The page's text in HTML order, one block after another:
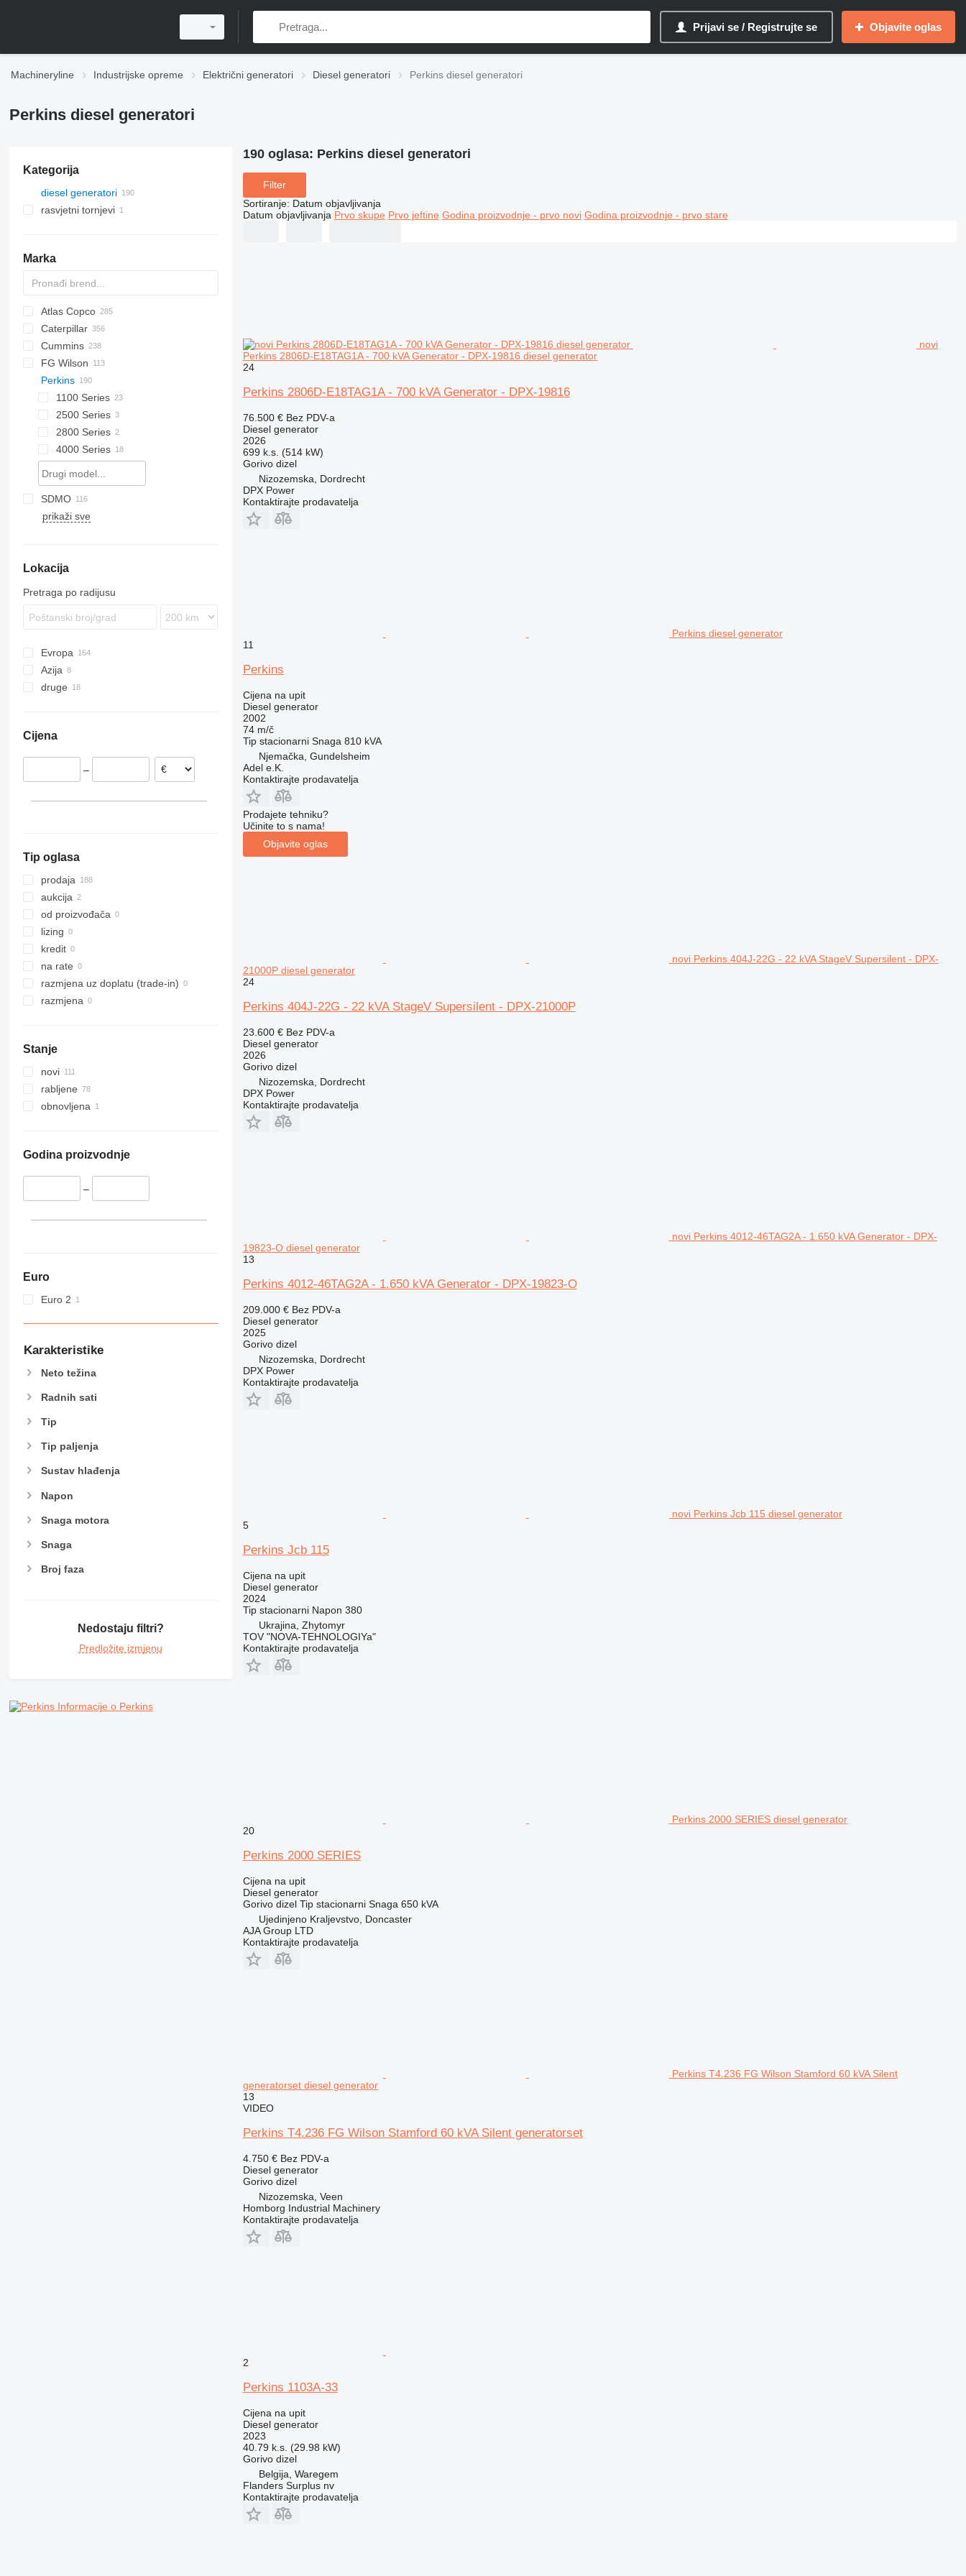
Prijavi se / Registrujte se Objavite oglas
Machineryline Industrijske opreme Električni generatori Diesel generatori Perkins diesel generatori
Perkins diesel generatori
Kategorija
diesel generatori
rasvjetni tornjevi
Marka
APD
AG3
Atlas Copco
QAS
QAX
QES
QIS
QAS
BW
GFS
Caterpillar
120
160
315
320
330
365
C-series
D series
E-series
GC
Cummins
C-series
KTA
DCA
BF
D-series
F2L912
G-series
ESE
ER
FG Wilson
P-series
FDT
DPAS
DPS
DVR
DVS
LT
PLD
HD
HFW
HYW
EU
H-series
H-series
G-series
550
G-Series
KK
D-series
M-series
LE
Big Blue
GE
GEH
GEP
XQE
Perkins
1100 Series
1104C-44
2500 Series
2800 Series
4000 Series
GF
GBL
GBW
GF2
SDMO
J-series
V-series
840
G-series
prikaži sve
Lokacija
Pretraga po radijusu
Evropa
Rumunjska
Francuska
Bugarska
Azija
Kina
druge
Cijena
–
Tip oglasa
prodaja
aukcija
od proizvođača
lizing
kredit
na rate
razmjena uz doplatu (trade-in)
razmjena
Stanje
novi
rabljene
obnovljena
Godina proizvodnje
–
Euro
Euro 2
Karakteristike
Neto težina
Radnih sati
Tip
Tip paljenja
Sustav hlađenja
Napon
Snaga motora
Snaga
Broj faza
Nedostaju filtri?
Predložite izmjenu
Informacije o Perkins
190 oglasa: Perkins diesel generatori
Filter
Sortiranje: Datum objavljivanja
Datum objavljivanja Prvo skupe Prvo jeftine Godina proizvodnje - prvo novi Godina proizvodnje - prvo stare
novi
Perkins 2806D-E18TAG1A - 700 kVA Generator - DPX-19816 diesel generator
24
Perkins 2806D-E18TAG1A - 700 kVA Generator - DPX-19816
76.500 € Bez PDV-a
Diesel generator
2026
699 k.s. (514 kW)
Gorivo dizel
Nizozemska, Dordrecht
DPX Power
Kontaktirajte prodavatelja
Perkins diesel generator
11
Perkins
Cijena na upit
Diesel generator
2002
74 m/č
Tip stacionarni Snaga 810 kVA
Njemačka, Gundelsheim
Adel e.K.
Kontaktirajte prodavatelja
Prodajete tehniku?
Učinite to s nama!
Objavite oglas
novi Perkins 404J-22G - 22 kVA StageV Supersilent - DPX-
21000P diesel generator
24
Perkins 404J-22G - 22 kVA StageV Supersilent - DPX-21000P
23.600 € Bez PDV-a
Diesel generator
2026
Gorivo dizel
Nizozemska, Dordrecht
DPX Power
Kontaktirajte prodavatelja
novi Perkins 4012-46TAG2A - 1.650 kVA Generator - DPX-
19823-O diesel generator
13
Perkins 4012-46TAG2A - 1.650 kVA Generator - DPX-19823-O
209.000 € Bez PDV-a
Diesel generator
2025
Gorivo dizel
Nizozemska, Dordrecht
DPX Power
Kontaktirajte prodavatelja
novi Perkins Jcb 115 diesel generator
5
Perkins Jcb 115
Cijena na upit
Diesel generator
2024
Tip stacionarni Napon 380
Ukrajina, Zhytomyr
TOV "NOVA-TEHNOLOGIYa"
Kontaktirajte prodavatelja
Perkins 2000 SERIES diesel generator
20
Perkins 2000 SERIES
Cijena na upit
Diesel generator
Gorivo dizel Tip stacionarni Snaga 650 kVA
Ujedinjeno Kraljevstvo, Doncaster
AJA Group LTD
Kontaktirajte prodavatelja
Perkins T4.236 FG Wilson Stamford 60 kVA Silent
generatorset diesel generator
13
VIDEO
Perkins T4.236 FG Wilson Stamford 60 kVA Silent generatorset
4.750 € Bez PDV-a
Diesel generator
Gorivo dizel
Nizozemska, Veen
Homborg Industrial Machinery
Kontaktirajte prodavatelja
2
Perkins 1103A-33
Cijena na upit
Diesel generator
2023
40.79 k.s. (29.98 kW)
Gorivo dizel
Belgija, Waregem
Flanders Surplus nv
Kontaktirajte prodavatelja